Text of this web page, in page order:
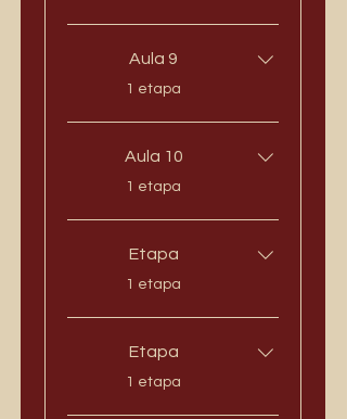
Aula 9
.
1 etapa
Aula 10
.
1 etapa
Etapa
.
1 etapa
Etapa
.
1 etapa